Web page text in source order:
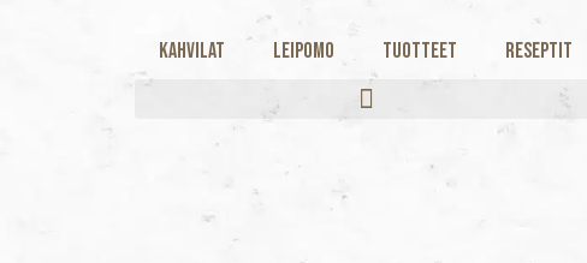
Kahvilat Leipomo Tuotteet Reseptit